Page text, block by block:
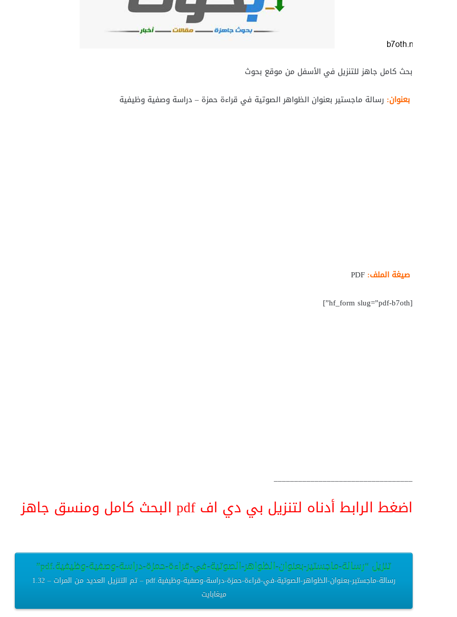
بحث كامل جاهز للتنزيل في الأسفل من موقع بحوث
بعنوان: رسالة ماجستير بعنوان الظواهر الصوتية في قراءة حمزة – دراسة وصفية وظيفية
صيغة الملف:
[hf_form slug=”pdf-b7oth”]
__________________________________
اضغط الرابط أدناه لتنزيل بي دي اف pdf البحث كامل ومنسق جاهز
تنزيل “رسالة-ماجستير-بعنوان-الظواهر-الصوتية-في-قراءة-حمزة-دراسة-وصفية-وظيفية.pdf”
رسالة-ماجستير-بعنوان-الظواهر-الصوتية-في-قراءة-حمزة-دراسة-وصفية-وظيفية.pdf – تم التنزيل العديد من المرات – 1.32
ميغابايت